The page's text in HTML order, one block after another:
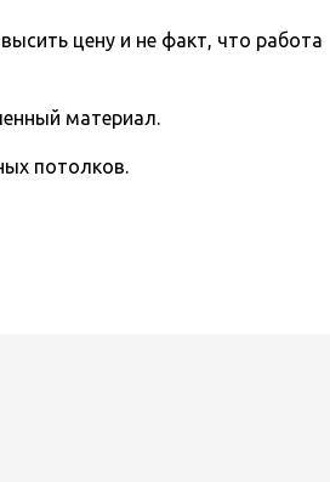
цену и не факт, что работа
материал.
потолков.